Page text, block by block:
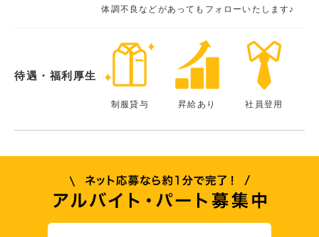
体調不良などがあってもフォローいたします♪
待遇・福利厚生
制服貸与 昇給あり 社員登用